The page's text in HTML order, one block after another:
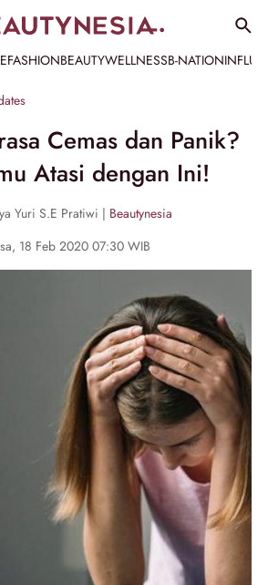
FASHIONBEAUTYWELLNESSB-NATION
Cemas dan Panik?
Atasi dengan Ini!
Yuri S.E Pratiwi | Beautynesia
18 Feb 2020 07:30 WIB